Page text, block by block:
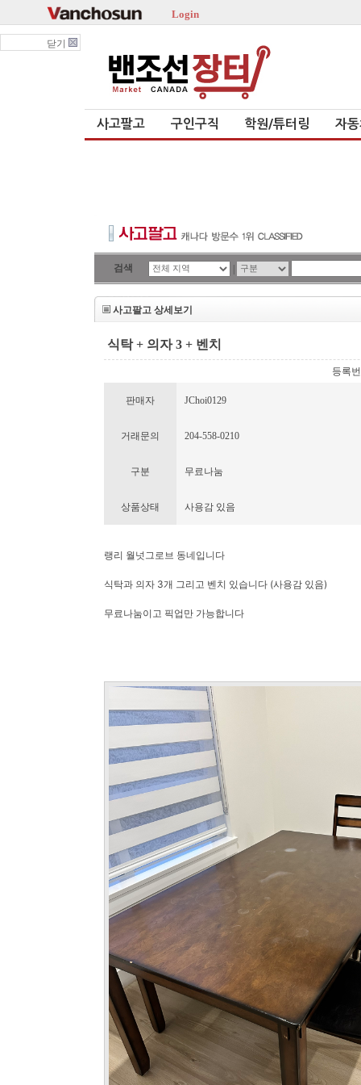
Login
닫기
사고팔고 구인구직 학원/튜터링 자
검색 |
사고팔고 상세보기
식탁 + 의자 3 + 벤치
등록
판매자 JChoi0129
거래문의 204-558-0210
구분 무료나눔
상품상태 사용감 있음
랭리 월넛그로브 동네입니다
식탁과 의자 3개 그리고 벤치 있습니다 (사용감 있음)
무료나눔이고 픽업만 가능합니다